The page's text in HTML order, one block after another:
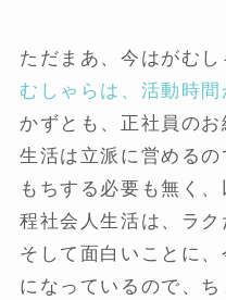
ただまあ、今はがむし
むしゃらは、活動時間
かずとも、正社員の
生活は立派に営める
もちする必要も無く
程社会人生活は、ラク
そして面白いことに
になっているので、